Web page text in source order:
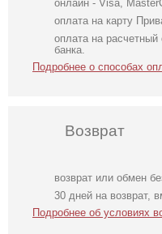
онлайн - Visa,
оплата на карту
оплата на
банка.
Подробнее о способах
Возврат
возврат или обмен
30 дней на возврат,
Подробнее об условиях
Нарядное
элегантное
молочное платье